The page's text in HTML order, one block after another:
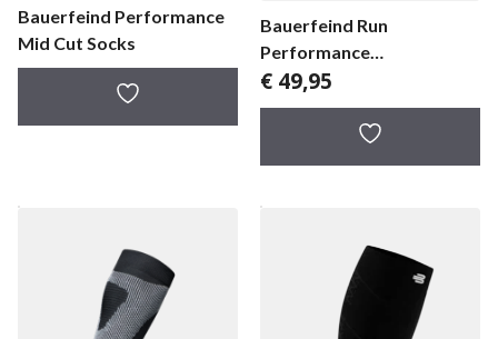
Bauerfeind Performance
Mid Cut Socks
Bauerfeind Run
Performance
Compression
damessokken
€ 49,95